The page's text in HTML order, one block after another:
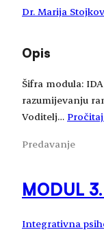
Dr. Marija
Opis
Šifra modula:
razumijevanju
Voditelj…
Predavanje
MODUL
Integrativna